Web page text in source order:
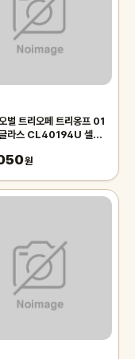
벌 트리오페 트리옹프 01
라스 CL40194U 셀린느
원